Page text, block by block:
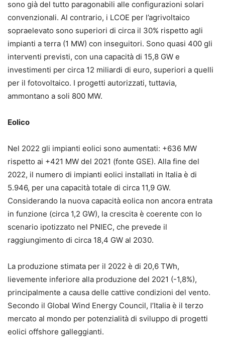
sono già del tutto paragonabili alle configurazioni solari
convenzionali. Al contrario, i LCOE per l’agrivoltaico
sopraelevato sono superiori di circa il 30% rispetto agli
impianti a terra (1 MW) con inseguitori. Sono quasi 400 gli
interventi previsti, con una capacità di 15,8 GW e
investimenti per circa 12 miliardi di euro, superiori a quelli
per il fotovoltaico. I progetti autorizzati, tuttavia,
ammontano a soli 800 MW.
Eolico
Nel 2022 gli impianti eolici sono aumentati: +636 MW
rispetto ai +421 MW del 2021 (fonte GSE). Alla fine del
2022, il numero di impianti eolici installati in Italia è di
5.946, per una capacità totale di circa 11,9 GW.
Considerando la nuova capacità eolica non ancora entrata
in funzione (circa 1,2 GW), la crescita è coerente con lo
scenario ipotizzato nel PNIEC, che prevede il
raggiungimento di circa 18,4 GW al 2030.
La produzione stimata per il 2022 è di 20,6 TWh,
lievemente inferiore alla produzione del 2021 (-1,8%),
principalmente a causa delle cattive condizioni del vento.
Secondo il Global Wind Energy Council, l’Italia è il terzo
mercato al mondo per potenzialità di sviluppo di progetti
eolici offshore galleggianti.